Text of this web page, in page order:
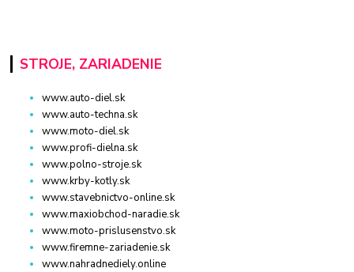
STROJE, ZARIADENIE
www.auto-diel.sk
www.auto-techna.sk
www.moto-diel.sk
www.profi-dielna.sk
www.polno-stroje.sk
www.krby-kotly.sk
www.stavebnictvo-online.sk
www.maxiobchod-naradie.sk
www.moto-prislusenstvo.sk
www.firemne-zariadenie.sk
www.nahradnediely.online